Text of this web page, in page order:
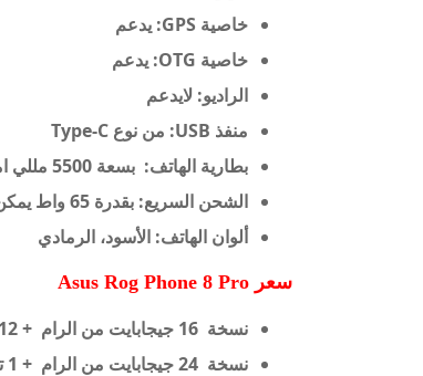
خاصية GPS: يدعم
خاصية OTG: يدعم
الراديو: لايدعم
منفذ USB: من نوع Type-C
بطارية الهاتف: بسعة 5500 مللي امبير من
الشحن السريع: بقدرة 65 واط يمكن شحن الهاتف 100% خلال 39 دقيقة
ألوان الهاتف: الأسود، الرمادي
سعر Asus Rog Phone 8 Pro
نسخة 16 جيجابايت من الرام + 512 جيجابايت من ذاكرة التخزين الداخلية بسعر 1200 دولار تقريبا.
نسخة 24 جيجابايت من الرام + 1 تيرابايت من ذاكرة التخزين الداخلية بسعر 1500 دولار تقريبا.